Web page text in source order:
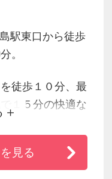
駅東口から徒歩
。
徒歩１０分、最
１５分の快適な
繁華街近くの福
最適な環境。自
見る